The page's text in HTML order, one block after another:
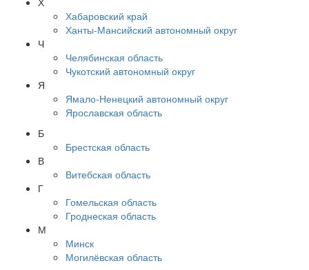
Хабаровский край
Ханты-Мансийский автономный округ
Ч
Челябинская область
Чукотский автономный округ
Я
Ямало-Ненецкий автономный округ
Ярославская область
Б
Брестская область
В
Витебская область
Г
Гомельская область
Гроднеская область
М
Минск
Могилёвская область